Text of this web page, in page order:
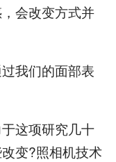
会改变方式并
我们的面部表
这项研究几十
变?照相机技术